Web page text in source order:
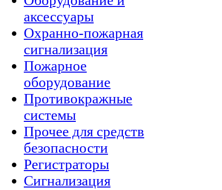
аксессуары
Охранно-пожарная
сигнализация
Пожарное
оборудование
Противокражные
системы
Прочее для средств
безопасности
Регистраторы
Сигнализация